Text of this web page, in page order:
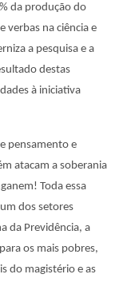
da produção do
verbas na ciência e
a pesquisa e a
destas
à iniciativa
pensamento e
atacam a soberania
Toda essa
dos setores
da Previdência, a
os mais pobres,
do magistério e as